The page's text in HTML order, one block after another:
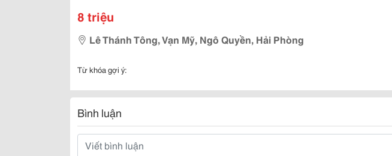
8 triệu
Lê Thánh Tông, Vạn Mỹ, Ngô Quyền, Hải Phòng
Từ khóa gợi ý:
Bình luận